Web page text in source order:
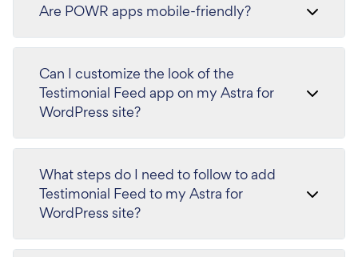
Are POWR apps mobile-friendly?
Can I customize the look of the
Testimonial Feed app on my Astra for
WordPress site?
What steps do I need to follow to add
Testimonial Feed to my Astra for
WordPress site?